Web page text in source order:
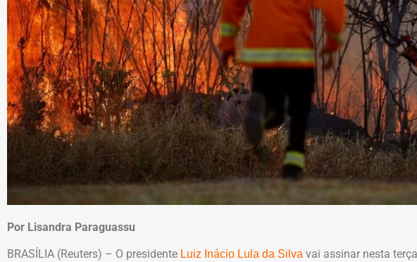
Por Lisandra Paraguassu
BRASÍLIA (Reuters) – O presidente Luiz Inácio Lula da Silva vai assinar nesta